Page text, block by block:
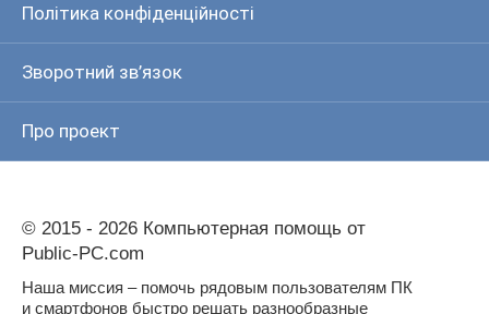
Політика конфіденційності
Зворотний зв’язок
Про проект
© 2015 - 2026 Компьютерная помощь от
Public-PC.com
Наша миссия – помочь рядовым пользователям ПК
и смартфонов быстро решать разнообразные